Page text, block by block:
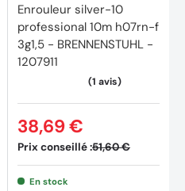
Enrouleur silver-10
professional 10m h07rn-f
3g1,5 - BRENNENSTUHL -
1207911
Prix conseillé :51,60 €
38,69 €
En stock